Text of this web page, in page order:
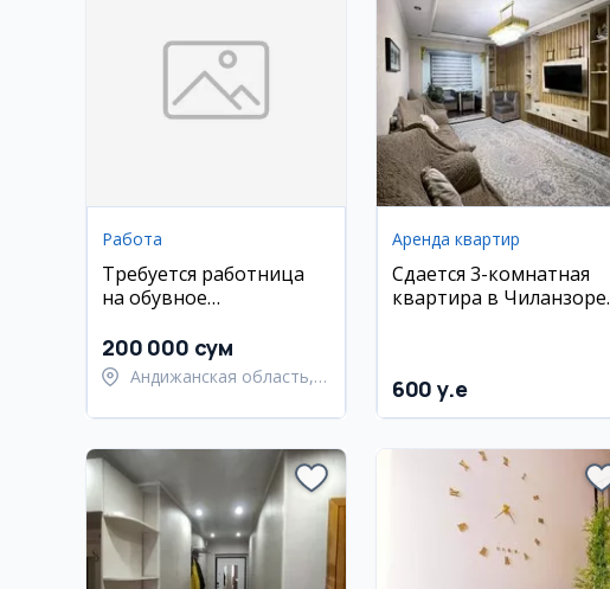
Работа
Требуется работница
на обувное
Андижане
200 000 сум
Андижанская область,
Аренда квартир
Сдается 3-комнатная
квартира в Чиланзоре,
600 y.e